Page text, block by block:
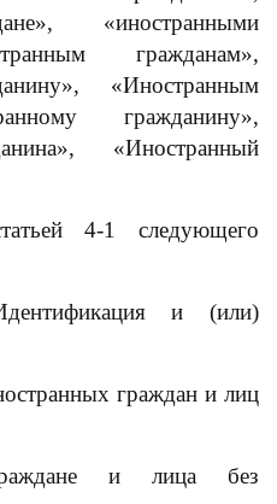
«иностранными
гражданам»,
«Иностранным
гражданину»,
«Иностранный
4-1 следующего
и (или)
граждан и лиц
и лица без